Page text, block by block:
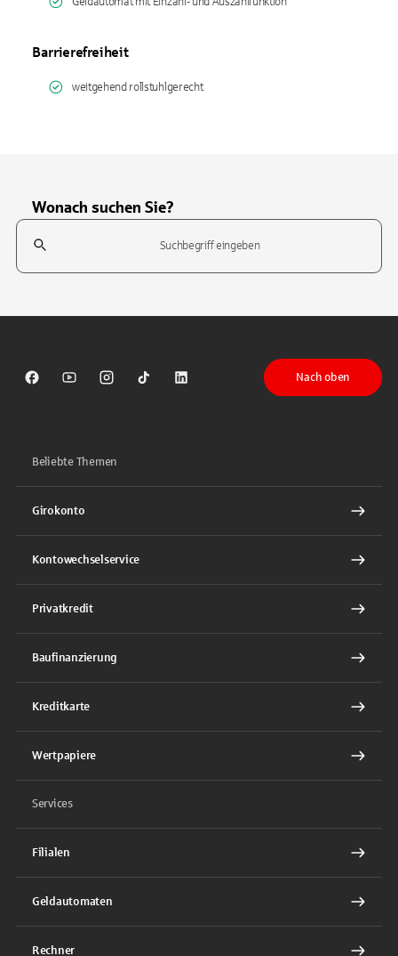
Barrierefreiheit
weitgehend rollstuhlgerecht
Wonach suchen Sie?
Suchfeld
Sparkasse auf Facebook
Sparkasse auf Youtube
Sparkasse auf Instagram
Sparkasse auf TikTok
Sparkasse auf LinkedIn
Nach oben
Beliebte Themen
Girokonto
Kontowechselservice
Privatkredit
Baufinanzierung
Kreditkarte
Wertpapiere
Services
Filialen
Geldautomaten
Rechner